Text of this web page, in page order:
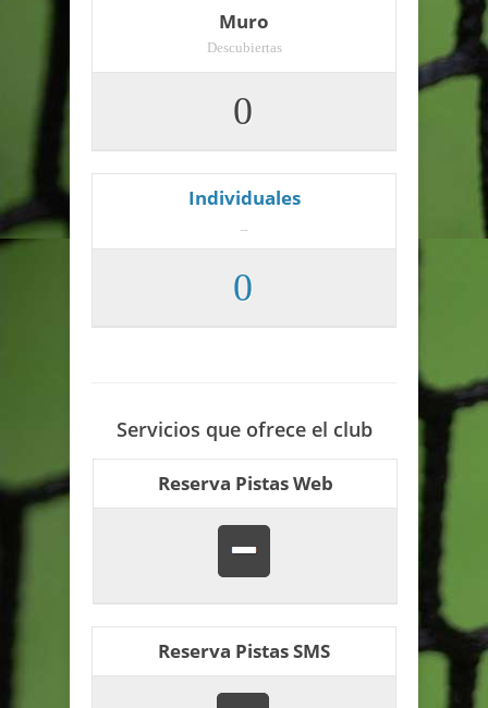
Muro
Descubiertas
0
Individuales
0
Servicios que ofrece el club
Reserva Pistas Web
Reserva Pistas SMS